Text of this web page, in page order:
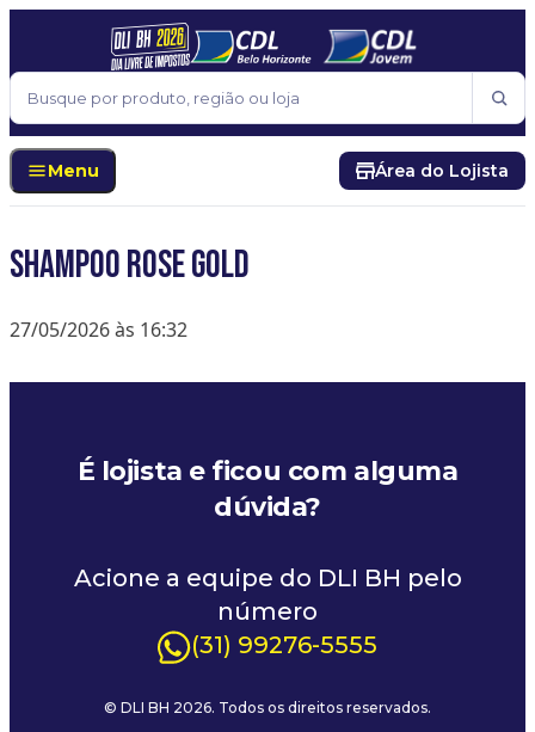
Pular para o conteúdo
Buscar
Menu Área do Lojista
Shampoo rose gold
27/05/2026 às 16:32
É lojista e ficou com alguma
dúvida?
Acione a equipe do DLI BH pelo
número
(31) 99276-5555
© DLI BH 2026. Todos os direitos reservados.